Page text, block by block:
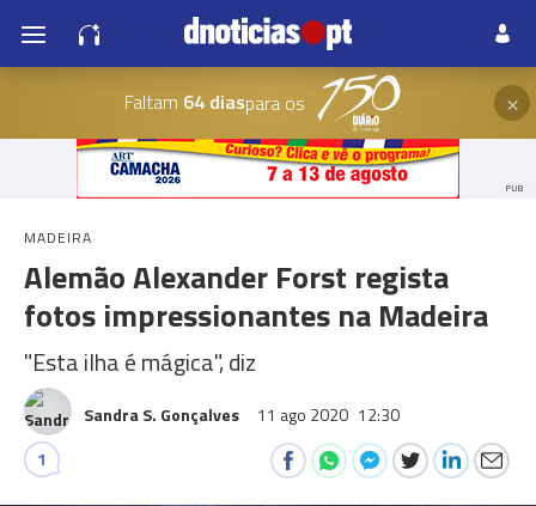
Faltam 64 diaspara os ×
PUB
MADEIRA
Alemão Alexander Forst regista
fotos impressionantes na Madeira
"Esta ilha é mágica", diz
Sandra S. Gonçalves 11 ago 2020 12:30
1